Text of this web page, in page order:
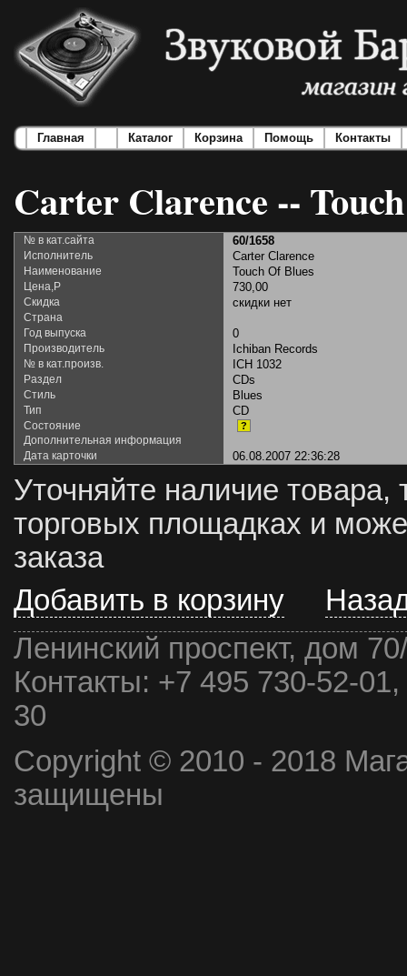
Главная Каталог Корзина Помощь Контакты
Carter Clarence --
№ в кат.сайта 60/1658
Исполнитель Carter Clarence
Наименование Touch Of Blues
Цена,Р 730,00
Скидка скидки нет
Страна
Год выпуска
0
Производитель Ichiban Records
№ в кат.произв. ICH 1032
Раздел CDs
Стиль Blues
Тип CD
Состояние ?
Дополнительная информация
Дата карточки
06.08.2007 22:36:28
Уточняйте наличие товара,
торговых площадках и
заказа
Добавить в корзину
Ленинский проспект, дом
Контакты: +7 495 730-52-
30
Copyright © 2010 - 2018
защищены